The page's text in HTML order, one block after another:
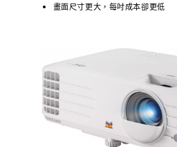
畫面尺寸更大，每吋成本卻更低